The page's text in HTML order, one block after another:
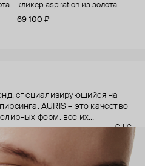
кликер aspiration из золота
69 100 ₽
специализирующийся на
AURIS – это качество
форм: все их
создания участвуют
(они отвечают за
пирсинга), так и ювелирные
соответствует трендам, а
ещё